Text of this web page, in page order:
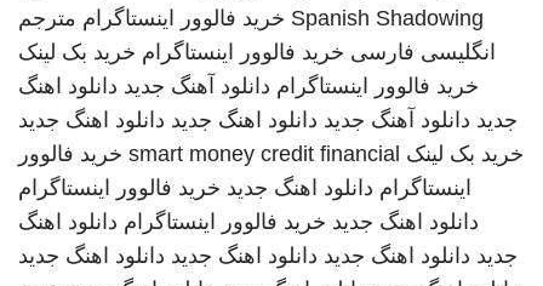
Spanish Shadowing خرید فالوور اینستاگرام مترجم
انگلیسی فارسی خرید فالوور اینستاگرام خرید بک لینک
خرید فالوور اینستاگرام دانلود آهنگ جدید دانلود اهنگ
جدید دانلود آهنگ جدید دانلود اهنگ جدید دانلود اهنگ جدید
خرید بک لینک smart money credit financial خرید فالوور
اینستاگرام دانلود اهنگ جدید خرید فالوور اینستاگرام
دانلود اهنگ جدید خرید فالوور اینستاگرام دانلود اهنگ
جدید دانلود اهنگ جدید دانلود اهنگ جدید دانلود اهنگ جدید